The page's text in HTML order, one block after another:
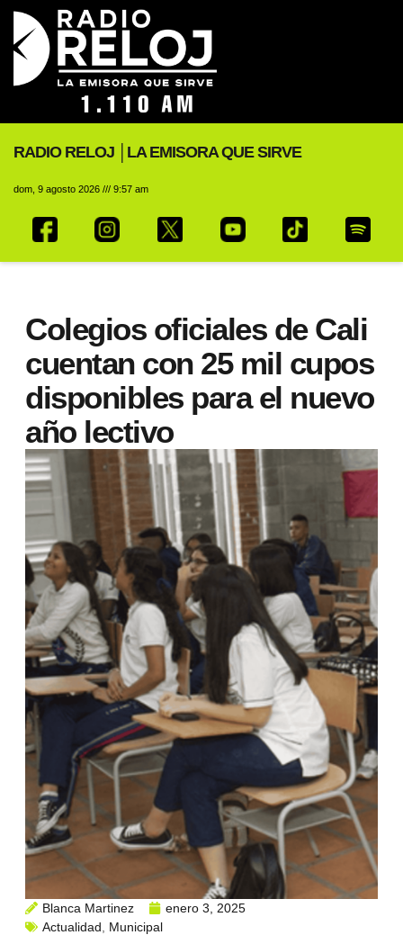
RADIO RELOJ │LA EMISORA QUE SIRVE
dom, 9 agosto 2026 /// 9:57 am
Colegios oficiales de Cali
cuentan con 25 mil cupos
disponibles para el nuevo
año lectivo
Blanca Martinez
enero 3, 2025
Actualidad
Municipal